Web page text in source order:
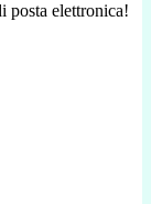
posta elettronica!